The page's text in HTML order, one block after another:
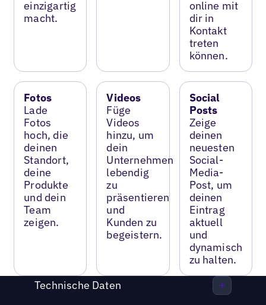
einzigartig
macht.
online mit
dir in
Kontakt
treten
können.
Fotos
Lade
Fotos
hoch, die
deinen
Standort,
deine
Produkte
und dein
Team
zeigen.
Videos
Füge
Videos
hinzu, um
dein
Unternehmen
lebendig
zu
präsentieren
und
Kunden zu
begeistern.
Social
Posts
Zeige
deinen
neuesten
Social-
Media-
Post, um
deinen
Eintrag
aktuell
und
dynamisch
zu halten.
Technische Daten